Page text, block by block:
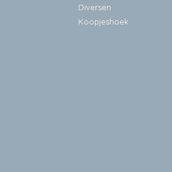
Diversen
Koopjeshoek